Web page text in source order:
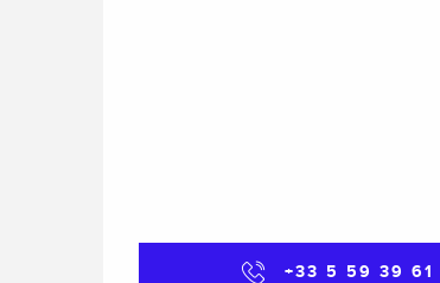
+33 5 59 39 61